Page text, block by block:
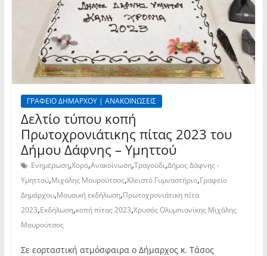
ΓΡΑΦΕΙΟ ΔΗΜΑΡΧΟΥ | ΑΝΑΚΟΙΝΩΣΕΙΣ
Δελτίο τύπου κοπή
Πρωτοχρονιάτικης πίτας 2023 του
Δήμου Δάφνης – Υμηττού
Ενημέρωση,Χορό,Ανακοίνωση,Τραγούδι,Δήμος Δάφνης -
Υμηττού,Μιχάλης Μουρούτσος,Κλειστό Γυμναστήριο,Γραφείο
Δημάρχου,Μουσική εκδήλωση,Πρωτοχρονιάτικη πίτα
2023,Εκδήλωση,κοπή πίτας 2023,Χρυσός Ολυμπιονίκης Μιχάλης
Μουρούτσος
Σε εορταστική ατμόσφαιρα ο Δήμαρχος κ. Τάσος